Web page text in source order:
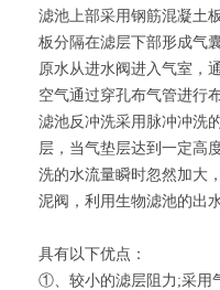
滤池上部采用钢筋混凝土
板分隔在滤层下部形成气
原水从进水阀进入气室，
空气通过穿孔布气管进行
滤池反冲洗采用脉冲冲洗
层，当气垫层达到一定高
洗的水流量瞬时忽然加大
泥阀，利用生物滤池的出
具有以下优点：
①、较小的滤层阻力;采用